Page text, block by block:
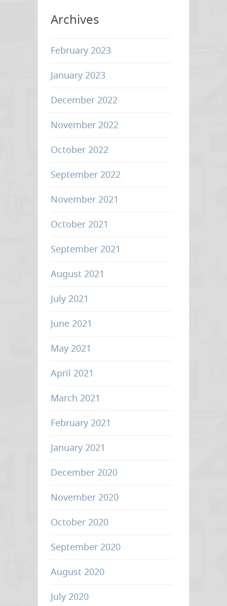
Archives
February 2023
January 2023
December 2022
November 2022
October 2022
September 2022
November 2021
October 2021
September 2021
August 2021
July 2021
June 2021
May 2021
April 2021
March 2021
February 2021
January 2021
December 2020
November 2020
October 2020
September 2020
August 2020
July 2020